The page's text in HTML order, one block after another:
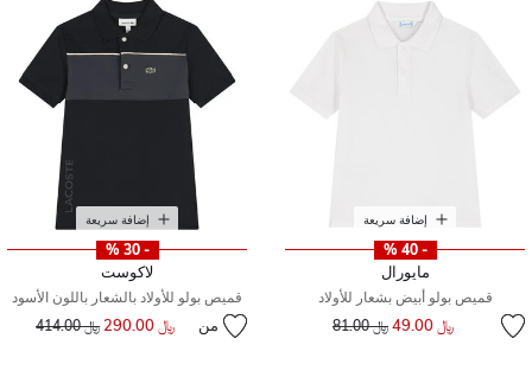
إضافة سريعة
- 40 %
مايورال
قميص بولو أبيض بشعار للأولاد
﷼ 49.00 سعر مخفض من﷼ 81.00
إضافة سريعة
- 30 %
لاكوست
قميص بولو للأولاد بالشعار باللون الأسود
من ﷼ 290.00 سعر مخفض من
﷼ 414.00 إلى